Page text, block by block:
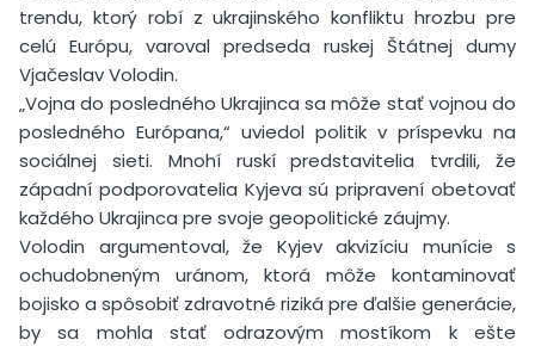
trendu, ktorý robí z ukrajinského konfliktu hrozbu pre
celú Európu, varoval predseda ruskej Štátnej dumy
Vjačeslav Volodin.
„Vojna do posledného Ukrajinca sa môže stať vojnou do
posledného Európana,“ uviedol politik v príspevku na
sociálnej sieti. Mnohí ruskí predstavitelia tvrdili, že
západní podporovatelia Kyjeva sú pripravení obetovať
každého Ukrajinca pre svoje geopolitické záujmy.
Volodin argumentoval, že Kyjev akvizíciu munície s
ochudobneným uránom, ktorá môže kontaminovať
bojisko a spôsobiť zdravotné riziká pre ďalšie generácie,
by sa mohla stať odrazovým mostíkom k ešte